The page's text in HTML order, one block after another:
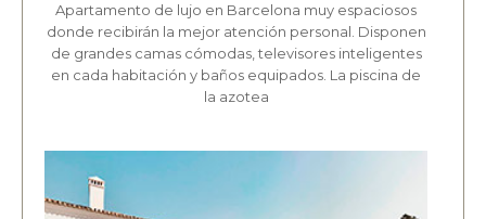
Apartamento de lujo en Barcelona muy espaciosos
donde recibirán la mejor atención personal. Disponen
de grandes camas cómodas, televisores inteligentes
en cada habitación y baños equipados. La piscina de
la azotea